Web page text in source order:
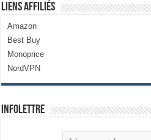
Liens Affiliés
Amazon
Best Buy
Monoprice
NordVPN
Infolettre